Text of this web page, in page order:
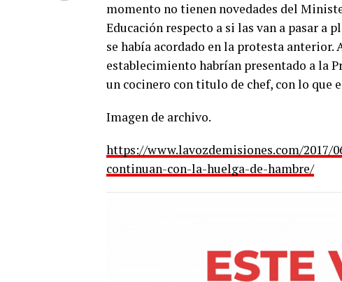
momento no tienen novedades del
Educación respecto a si las van a pasar a
se había acordado en la protesta
establecimiento habrían presentado a la
un cocinero con titulo de chef, con lo que
Imagen de archivo.
https://www.lavozdemisiones.com/2017/
continuan-con-la-huelga-de-hambre/